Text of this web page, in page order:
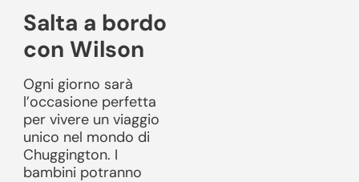
Salta a bordo
con Wilson
Ogni giorno sarà
l’occasione perfetta
per vivere un viaggio
unico nel mondo di
Chuggington. I
bambini potranno